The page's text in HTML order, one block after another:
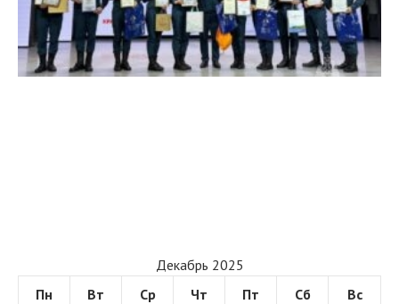
Декабрь 2025
Пн
Вт Ср Чт Пт Сб Вс